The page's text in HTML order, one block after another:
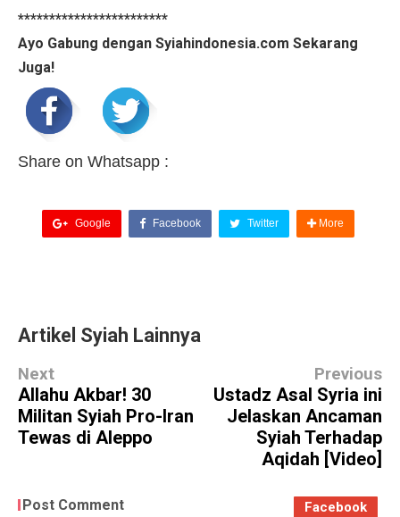
************************
Ayo Gabung dengan Syiahindonesia.com Sekarang
Juga!
Share on Whatsapp :
Google Facebook Twitter More
Artikel Syiah Lainnya
Next
Allahu Akbar! 30
Militan Syiah Pro-Iran
Tewas di Aleppo
Previous
Ustadz Asal Syria ini
Jelaskan Ancaman
Syiah Terhadap
Aqidah [Video]
Post Comment Facebook